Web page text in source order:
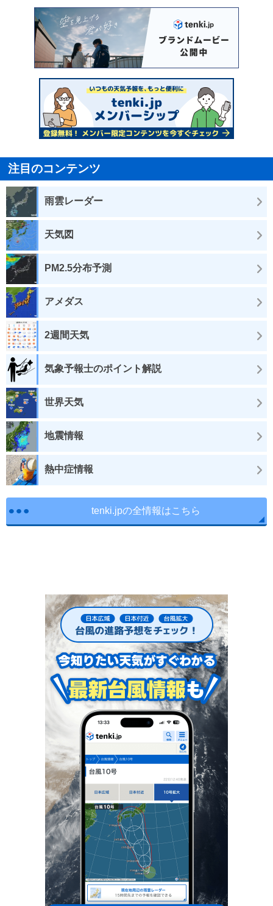
注目のコンテンツ
雨雲レーダー
天気図
PM2.5分布予測
アメダス
2週間天気
気象予報士のポイント解説
世界天気
地震情報
熱中症情報
tenki.jpの全情報はこちら